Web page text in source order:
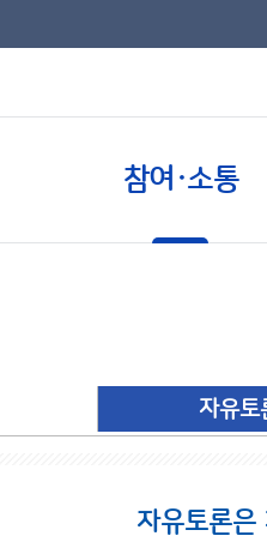
참여·소통
자유토
자유토론은